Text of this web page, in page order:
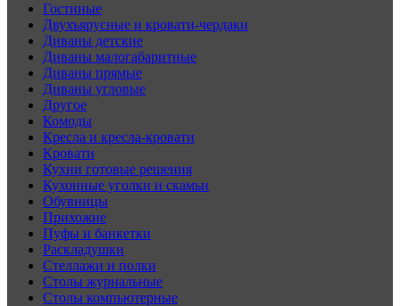
Гостиные
Двухъярусные и кровати-чердаки
Диваны детские
Диваны малогабаритные
Диваны прямые
Диваны угловые
Другое
Комоды
Кресла и кресла-кровати
Кровати
Кухни готовые решения
Кухонные уголки и скамьи
Обувницы
Прихожие
Пуфы и банкетки
Раскладушки
Стеллажи и полки
Столы журнальные
Столы компьютерные